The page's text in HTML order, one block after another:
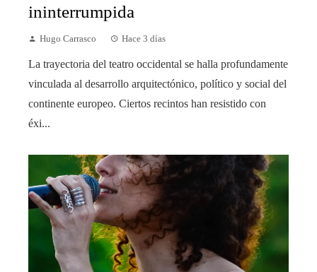
ininterrumpida
Hugo Carrasco Hace 3 días
La trayectoria del teatro occidental se halla profundamente
vinculada al desarrollo arquitectónico, político y social del
continente europeo. Ciertos recintos han resistido con
éxi...